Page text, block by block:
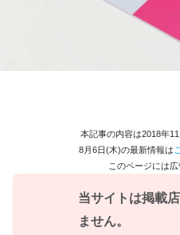
本記事の内容は2018年
8月6日(木)の最新情報は
このページには広
当サイトは掲載
ません。